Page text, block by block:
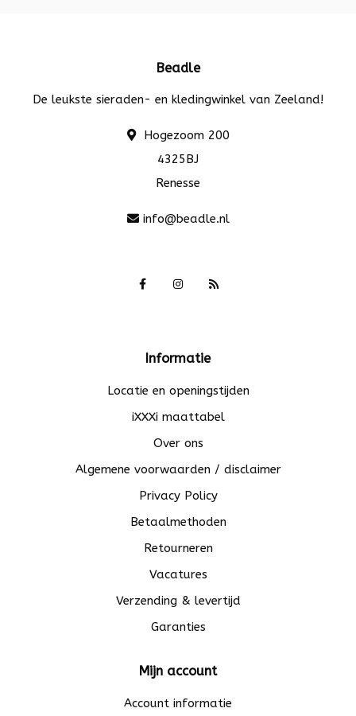
Beadle
De leukste sieraden- en kledingwinkel van Zeeland!
Hogezoom 200
4325BJ
Renesse
info@beadle.nl
Informatie
Locatie en openingstijden
iXXXi maattabel
Over ons
Algemene voorwaarden / disclaimer
Privacy Policy
Betaalmethoden
Retourneren
Vacatures
Verzending & levertijd
Garanties
Mijn account
Account informatie